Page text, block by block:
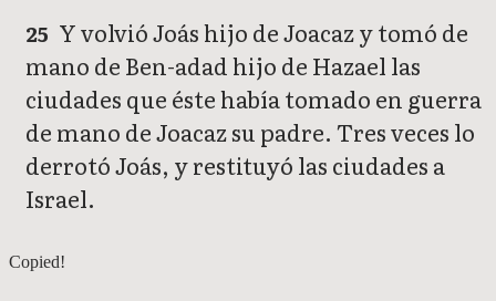
25 Y volvió Joás hijo de Joacaz y tomó de
mano de Ben-adad hijo de Hazael las
ciudades que éste había tomado en guerra
de mano de Joacaz su padre. Tres veces lo
derrotó Joás, y restituyó las ciudades a
Israel.
2 Reyes 12
Copied!